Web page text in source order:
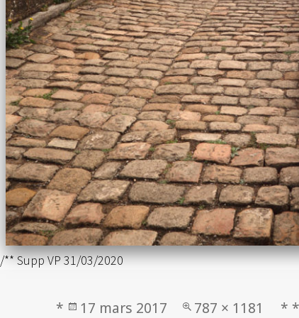
/** Supp VP 31/03/2020
*
Publié
17 mars 2017
Taille
787 × 1181 * *